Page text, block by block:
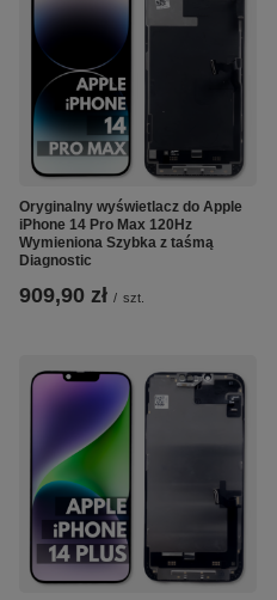
Oryginalny wyświetlacz do Apple
iPhone 14 Pro Max 120Hz
Wymieniona Szybka z taśmą
Diagnostic
909,90 zł / szt.